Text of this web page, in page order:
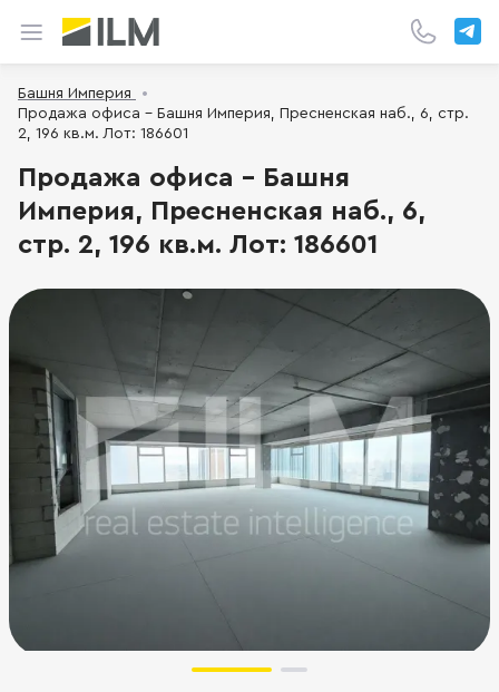
Башня Империя
Продажа офиса - Башня Империя, Пресненская наб., 6, стр.
2, 196 кв.м. Лот: 186601
Продажа офиса - Башня
Империя, Пресненская наб., 6,
стр. 2, 196 кв.м. Лот: 186601